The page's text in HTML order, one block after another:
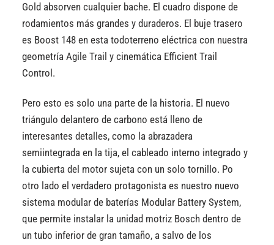
Gold absorven cualquier bache. El cuadro dispone de
rodamientos más grandes y duraderos. El buje trasero
es Boost 148 en esta todoterreno eléctrica con nuestra
geometría Agile Trail y cinemática Efficient Trail
Control.
Pero esto es solo una parte de la historia. El nuevo
triángulo delantero de carbono está lleno de
interesantes detalles, como la abrazadera
semiintegrada en la tija, el cableado interno integrado y
la cubierta del motor sujeta con un solo tornillo. Po
otro lado el verdadero protagonista es nuestro nuevo
sistema modular de baterías Modular Battery System,
que permite instalar la unidad motriz Bosch dentro de
un tubo inferior de gran tamaño, a salvo de los